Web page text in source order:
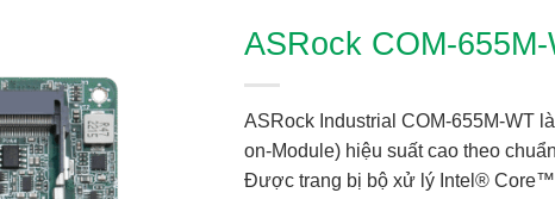
ASRock COM-655M-
ASRock Industrial COM-655M-WT
on-Module) hiệu suất cao theo
Được trang bị bộ xử lý Intel®